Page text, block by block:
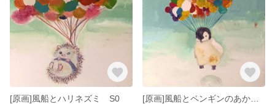
[原画]風船とハリネズミ S0